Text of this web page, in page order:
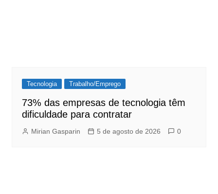
Tecnologia Trabalho/Emprego
73% das empresas de tecnologia têm
dificuldade para contratar
Mirian Gasparin 5 de agosto de 2026 0